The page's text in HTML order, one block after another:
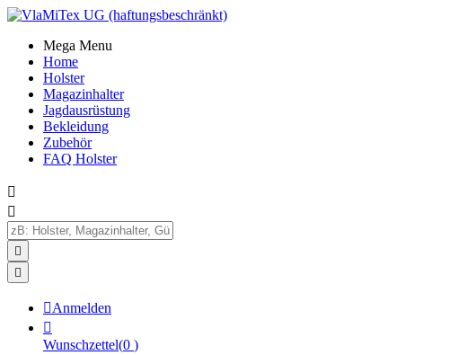
Mega Menu
Home
Holster
Magazinhalter
Jagdausrüstung
Bekleidung
Zubehör
FAQ Holster




Anmelden

Wunschzettel(0 )